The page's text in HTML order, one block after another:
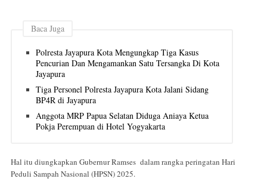
Baca Juga
Polresta Jayapura Kota Mengungkap Tiga Kasus
Pencurian Dan Mengamankan Satu Tersangka Di Kota
Jayapura
Tiga Personel Polresta Jayapura Kota Jalani Sidang
BP4R di Jayapura
Anggota MRP Papua Selatan Diduga Aniaya Ketua
Pokja Perempuan di Hotel Yogyakarta
Hal itu diungkapkan Gubernur Ramses dalam rangka peringatan Hari
Peduli Sampah Nasional (HPSN) 2025.